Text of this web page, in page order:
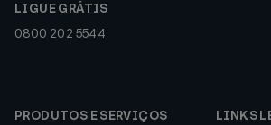
LIGUE GRÁTIS
0800 202 5544
PRODUTOS E SERVIÇOS
LINKS